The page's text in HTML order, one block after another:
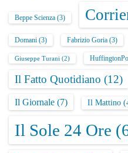
Beppe Scienza (3)
Domani (3) Fabrizio Goria (3)
Giuseppe Turani (2)
Il Fatto Quotidiano (12)
Il Giornale (7) Il Mattino
Il Sole 24 Ore